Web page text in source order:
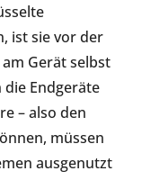
ist sie vor der
Gerät selbst
die Endgeräte
– also den
müssen
ausgenutzt